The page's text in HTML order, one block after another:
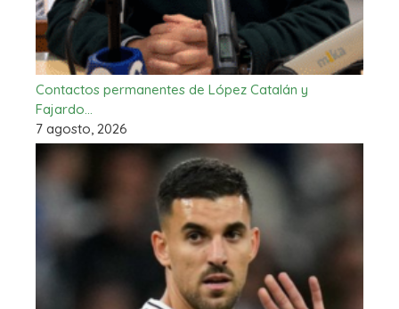
Contactos permanentes de López Catalán y
Fajardo…
7 agosto, 2026